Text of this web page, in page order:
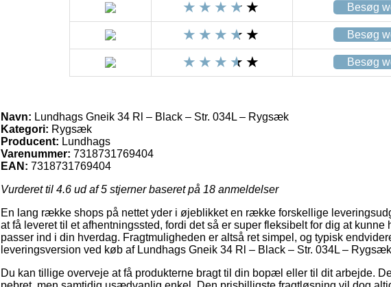
Besøg
Besøg
Besøg
Navn: Lundhags Gneik 34 Rl – Black – Str. 034L – Rygsæk
Kategori: Rygsæk
Producent: Lundhags
Varenummer: 7318731769404
EAN: 7318731769404
Vurderet til 4.6 ud af 5 stjerner baseret på 18 anmeldelser
En lang række shops på nettet yder i øjeblikket en række forskellige
at få leveret til et afhentningssted, fordi det så er super fleksibelt for dig at kunne
passer ind i din hverdag. Fragtmuligheden er altså ret simpel, og typisk
leveringsversion ved køb af Lundhags Gneik 34 Rl – Black – Str. 034L –
Du kan tillige overveje at få produkterne bragt til din bopæl eller til dit arbejde.